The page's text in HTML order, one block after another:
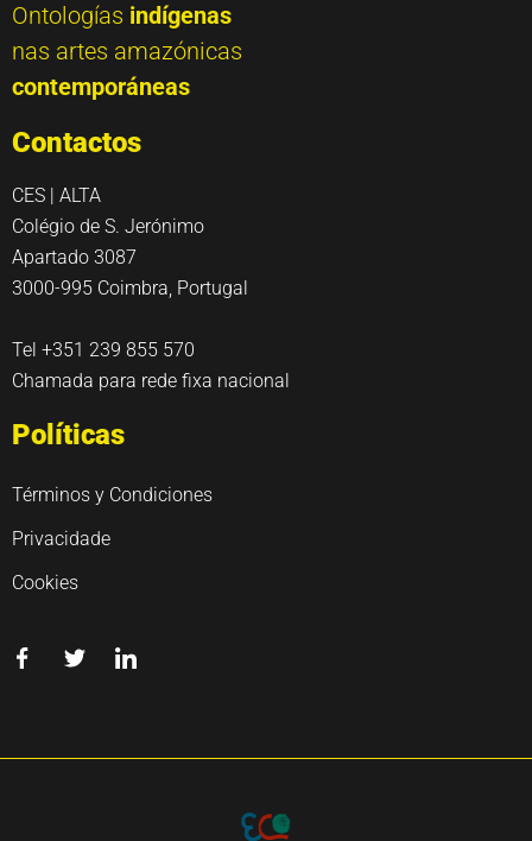
Ontologías indígenas
nas artes amazónicas
contemporáneas
Contactos
CES | ALTA
Colégio de S. Jerónimo
Apartado 3087
3000-995 Coimbra, Portugal
Tel +351 239 855 570
Chamada para rede fixa nacional
Políticas
Términos y Condiciones
Privacidade
Cookies